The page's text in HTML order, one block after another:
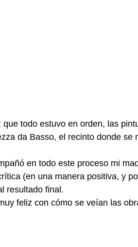
que todo estuvo en orden, las
da Basso, el recinto donde
en todo este proceso mi
(en una manera positiva, y
resultado final.
feliz con cómo se veían las